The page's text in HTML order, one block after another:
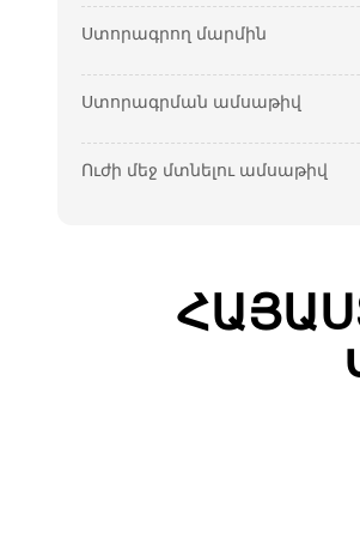
Ստորագրող մարմին
Ստորագրման ամսաթիվ
Ուժի մեջ մտնելու ամսաթիվ